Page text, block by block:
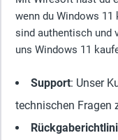
wenn du Windows
sind authentisch und
uns Windows 11
Support: Unser
technischen Fragen